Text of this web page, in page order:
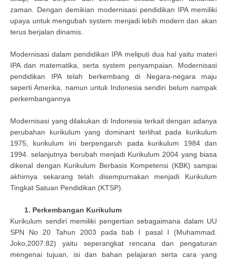
zaman. Dengan demikian modernisasi pendidikan IPA memiliki
upaya untuk mengubah system menjadi lebih modern dan akan
terus berjalan dinamis.
Modernisasi dalam pendidikan IPA meliputi dua hal yaitu materi
IPA dan matematika, serta system penyampaian. Modernisasi
pendidikan IPA telah berkembang di Negara-negara maju
seperti Amerika, namun untuk Indonesia sendiri belum nampak
perkembangannya
Modernisasi yang dilakukan di Indonesia terkait dengan adanya
perubahan kurikulum yang dominant terlihat pada kurikulum
1975, kurikulum ini berpengaruh pada kurikulum 1984 dan
1994. selanjutnya berubah menjadi Kurikulum 2004 yang biasa
dikenal dengan Kurikulum Berbasis Kompetensi (KBK) sampai
akhirnya sekarang telah disempurnakan menjadi Kurikulum
Tingkat Satuan Pendidikan (KTSP).
1. Perkembangan Kurikulum
Kurikulum sendiri memiliki pengertian sebagaimana dalam UU
SPN No 20 Tahun 2003 pada bab I pasal I (Muhammad.
Joko,2007:82) yaitu seperangkat rencana dan pengaturan
mengenai tujuan, isi dan bahan pelajaran serta cara yang